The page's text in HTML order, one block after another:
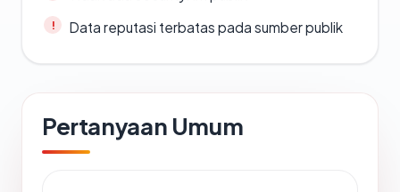
Data reputasi terbatas pada sumber publik
Pertanyaan Umum